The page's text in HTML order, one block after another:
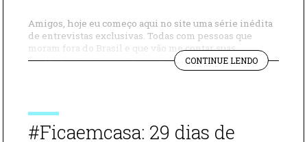
Amigos, hoje eu começo aqui no site uma série inédita
de entrevistas exclusivas. Todas com pessoas que
moram fora do Brasil e que vão me contar suas
realidades em tempos de isolamento social e também
falar sobre o mercado em que trabalham. A série
CONTINUE LENDO"GEORGINA
#Ficaemcasa: 29 dias de